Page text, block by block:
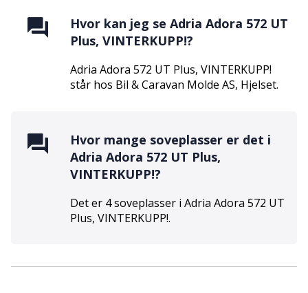
Hvor kan jeg se Adria Adora 572 UT
Plus, VINTERKUPP!?
Adria Adora 572 UT Plus, VINTERKUPP!
står hos Bil & Caravan Molde AS, Hjelset.
Hvor mange soveplasser er det i
Adria Adora 572 UT Plus,
VINTERKUPP!?
Det er 4soveplasser i Adria Adora 572 UT
Plus, VINTERKUPP!.